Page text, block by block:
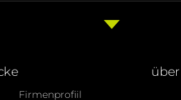
Firmenprofiil